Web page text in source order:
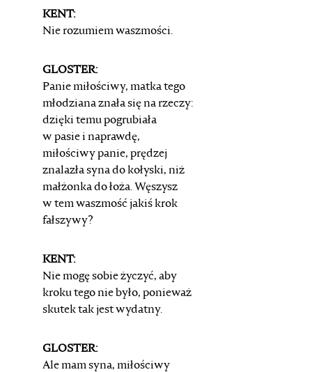
KENT:
Nie rozumiem waszmości.
GLOSTER:
Panie miłościwy, matka tego
młodzianaznała się na rzeczy:
dzięki temu pogrubiała
w pasie i naprawdę,
miłościwy panie, prędzej
znalazła syna do kołyski, niż
małżonka do łoża. Węszysz
w tem waszmość jakiś krok
fałszywy?
KENT:
Nie mogę sobie życzyć, aby
kroku tego nie było, ponieważ
skutek tak jest wydatny.
GLOSTER:
Ale mam syna, miłościwy